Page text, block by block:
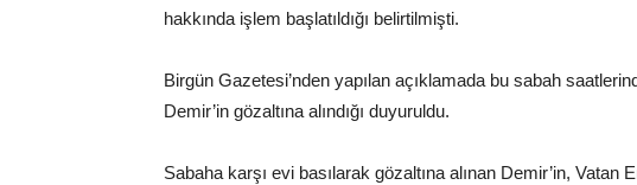
hakkında işlem başlatıldığı belirtilmişti.
Birgün Gazetesi’nden yapılan açıklamada bu sabah
Demir’in gözaltına alındığı duyuruldu.
Sabaha karşı evi basılarak gözaltına alınan Demir’in, Vatan